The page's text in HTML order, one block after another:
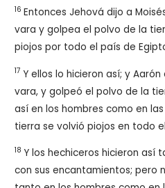
16Entonces Jehová dijo a
vara y golpea el polvo de la
piojos por todo el país de
17Y ellos lo hicieron así; y
vara, y golpeó el polvo de la
así en los hombres como en
tierra se volvió piojos en todo
18Y los hechiceros hicieron así
con sus encantamientos; pero